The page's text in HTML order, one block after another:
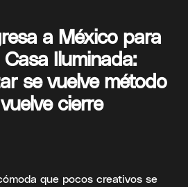
a México para
Iluminada:
se vuelve método
cierre
que pocos creativos se